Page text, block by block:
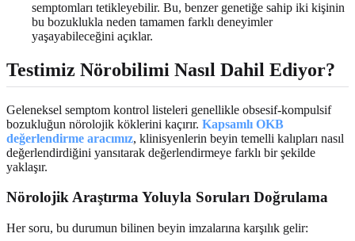
semptomları tetikleyebilir. Bu, benzer genetiğe sahip iki kişinin
bu bozuklukla neden tamamen farklı deneyimler
yaşayabileceğini açıklar.
Testimiz Nörobilimi Nasıl Dahil Ediyor?
Geleneksel semptom kontrol listeleri genellikle obsesif-kompulsif
bozukluğun nörolojik köklerini kaçırır. Kapsamlı OKB
değerlendirme aracımız, klinisyenlerin beyin temelli kalıpları nasıl
değerlendirdiğini yansıtarak değerlendirmeye farklı bir şekilde
yaklaşır.
Nörolojik Araştırma Yoluyla Soruları Doğrulama
Her soru, bu durumun bilinen beyin imzalarına karşılık gelir: